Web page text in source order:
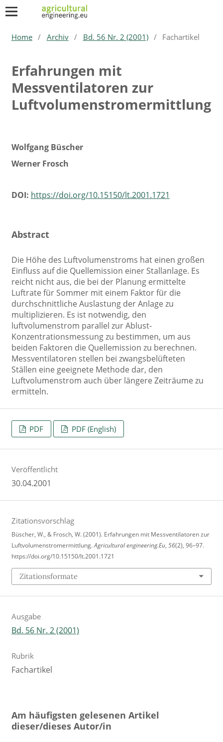
Home / Archiv / Bd. 56 Nr. 2 (2001) / Fachartikel
Erfahrungen mit
Messventilatoren zur
Luftvolumenstromermittlung
Wolfgang Büscher
Werner Frosch
DOI: https://doi.org/10.15150/lt.2001.1721
Abstract
Die Höhe des Luftvolumenstroms hat einen großen
Einfluss auf die Quellemission einer Stallanlage. Es
reicht nicht aus, die bei der Planung ermittelte
Luftrate für Sommer mit einem Faktor für die
durchschnittliche Auslastung der Anlage zu
multiplizieren. Es ist notwendig, den
luftvolumenstrom parallel zur Ablust-
Konzentrationsmessung zu bestimmen, um aus
beiden Faktoren die Quellemission zu berechnen.
Messventilatoren stellen bei zwangsbelüfteten
Ställen eine geeignete Methode dar, den
Luftvolumenstrom auch über längere Zeiträume zu
ermitteln.
PDF PDF (English)
Veröffentlicht
30.04.2001
Zitationsvorschlag
Büscher, W., & Frosch, W. (2001). Erfahrungen mit Messventilatoren zur
Luftvolumenstromermittlung.Agricultural engineering.Eu, 56(2), 96–97.
https://doi.org/10.15150/lt.2001.1721
Zitationsformate
Ausgabe
Bd. 56 Nr. 2 (2001)
Rubrik
Fachartikel
Am häufigsten gelesenen Artikel
dieser/dieses Autor/in